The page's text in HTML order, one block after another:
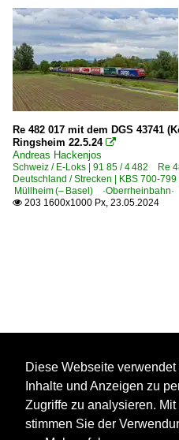
Re 482 017 mit dem DGS 43741
Ringsheim 22.5.24 
Andreas Hackenjos
Schweiz / E-Loks | 91 85 / 4 482 Re
Deutschland / Strecken | KBS 700-
Müllheim (– Basel) ·Oberrheinbahn·
 203 1600x1000 Px, 23.05.2024
Diese Webseite
Inhalte und Anzeigen zu
Zugriffe zu analysieren. Mit
stimmen Sie der